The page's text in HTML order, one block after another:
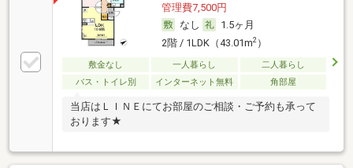
管理費7,500円
なし
1.5ヶ月
2階 / 1LDK（43.01m2）
敷金なし 一人暮らし
二人暮らし
バス・トイレ別
インターネット無料 角部屋
当店はＬＩＮＥにてお部屋のご相談・ご予約も承って
おります★